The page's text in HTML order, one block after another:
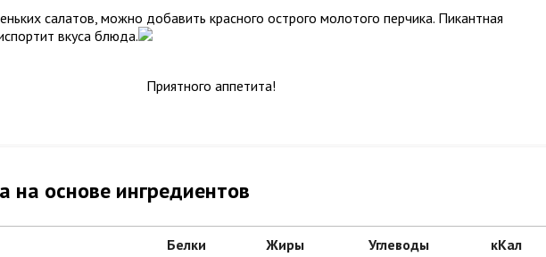
салатов, можно добавить красного острого молотого перчика. Пикантная
вкуса блюда.
Приятного аппетита!
на основе ингредиентов
Белки Жиры Углеводы кКал